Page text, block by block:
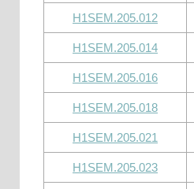
H1SEM.205.012
H1SEM.205.014
H1SEM.205.016
H1SEM.205.018
H1SEM.205.021
H1SEM.205.023